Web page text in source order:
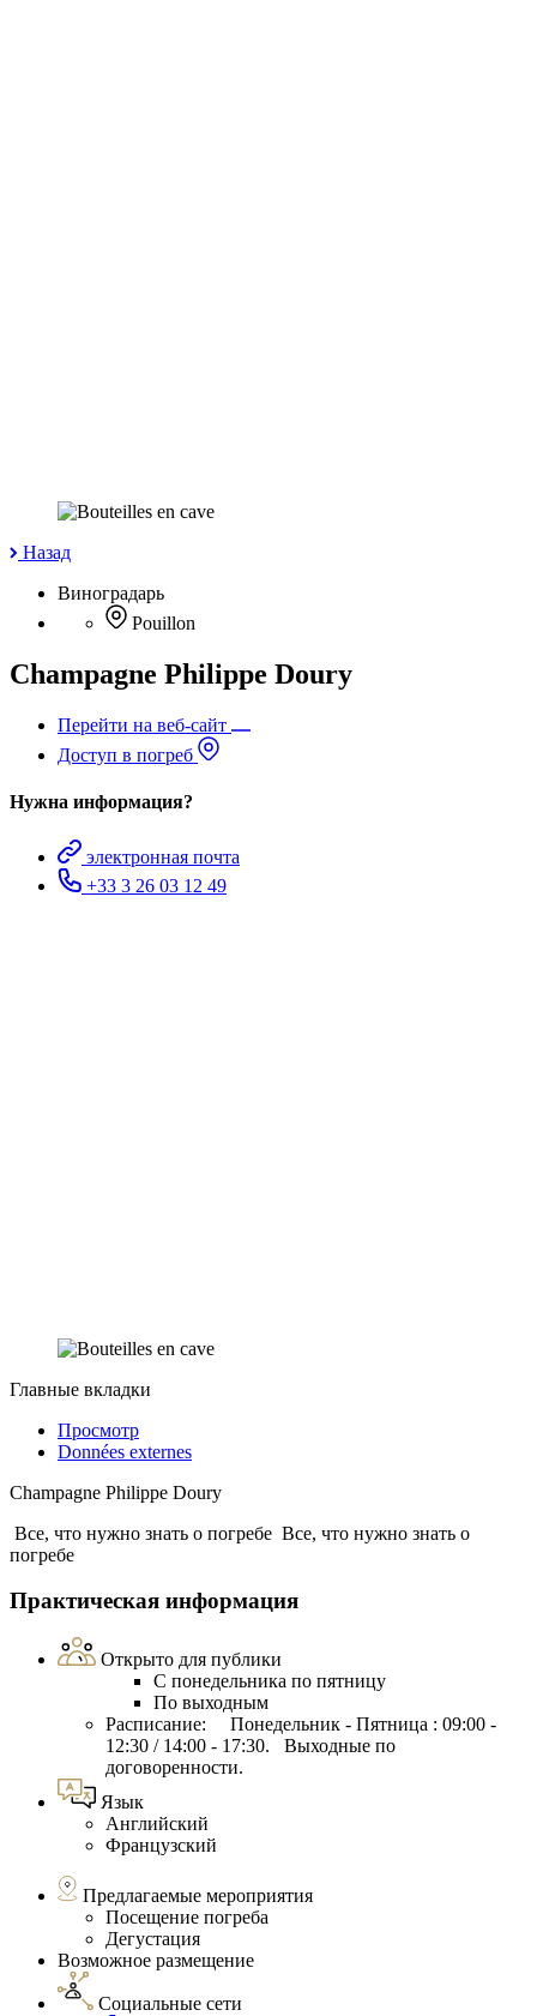
Назад
Виноградарь
Pouillon
Champagne Philippe Doury
Перейти на веб-сайт
Доступ в погреб
Нужна информация?
электронная почта
+33 3 26 03 12 49
Главные вкладки
Просмотр
Données externes
Champagne Philippe Doury
Все, что нужно знать о погребе Все, что нужно знать о
погребе
Практическая информация
Открыто для публики
С понедельника по пятницу
По выходным
Расписание: Понедельник - Пятница : 09:00 -
12:30 / 14:00 - 17:30. Выходные по
договоренности.
Язык
Английский
Французский
Предлагаемые мероприятия
Посещение погреба
Дегустация
Возможное размещение
Социальные сети